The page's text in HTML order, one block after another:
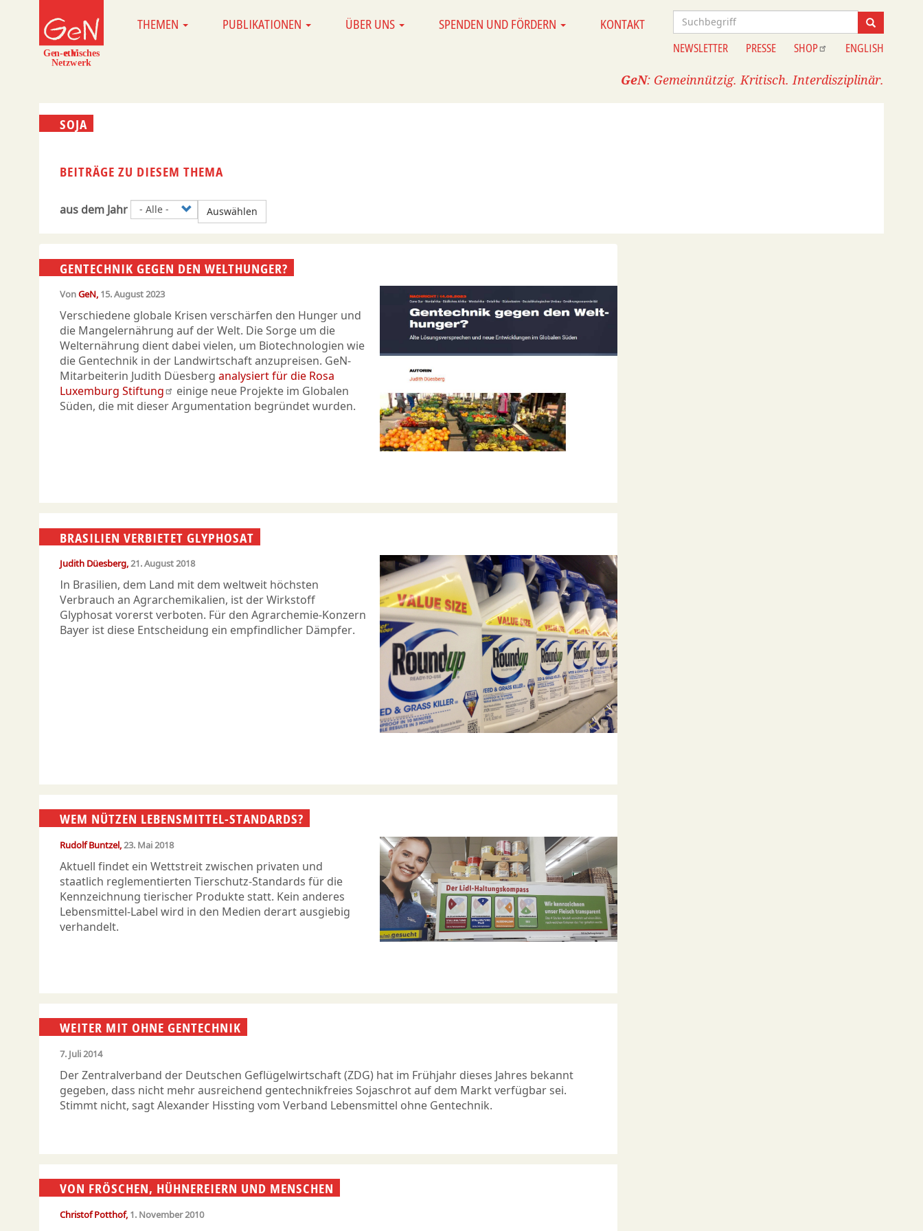
MAINTHEMEN PUBLIKATIONEN ÜBER UNS SPENDEN UND FÖRDERN KONTAKT Suche
Information
NEWSLETTER PRESSE SHOP ENGLISH
GeN: Gemeinnützig. Kritisch. Interdisziplinär.
SOJA
BEITRÄGE ZU DIESEM THEMA
aus dem Jahr Auswählen
GENTECHNIK GEGEN DEN WELTHUNGER?
VonGeN 15. August 2023
Verschiedene globale Krisen verschärfen den Hunger und
die Mangelernährung auf der Welt. Die Sorge um die
Welternährung dient dabei vielen, um Biotechnologien wie
die Gentechnik in der Landwirtschaft anzupreisen. GeN-
Mitarbeiterin Judith Düesberg analysiert für die Rosa
Luxemburg Stiftung
einige neue Projekte im Globalen
Süden, die mit dieser Argumentation begründet wurden.
BRASILIEN VERBIETET GLYPHOSAT
Judith Düesberg 21. August 2018
In Brasilien, dem Land mit dem weltweit höchsten
Verbrauch an Agrarchemikalien, ist der Wirkstoff
Glyphosat vorerst verboten. Für den Agrarchemie-Konzern
Bayer ist diese Entscheidung ein empfindlicher Dämpfer.
WEM NÜTZEN LEBENSMITTEL-STANDARDS?
Rudolf Buntzel 23. Mai 2018
Aktuell findet ein Wettstreit zwischen privaten und
staatlich reglementierten Tierschutz-Standards für die
Kennzeichnung tierischer Produkte statt. Kein anderes
Lebensmittel-Label wird in den Medien derart ausgiebig
verhandelt.
WEITER MIT OHNE GENTECHNIK
7. Juli 2014
Der Zentralverband der Deutschen Geflügelwirtschaft (ZDG) hat im Frühjahr dieses Jahres bekannt
gegeben, dass nicht mehr ausreichend gentechnikfreies Sojaschrot auf dem Markt verfügbar sei.
Stimmt nicht, sagt Alexander Hissting vom Verband Lebensmittel ohne Gentechnik.
VON FRÖSCHEN, HÜHNEREIERN UND MENSCHEN
Christof Potthof 1. November 2010